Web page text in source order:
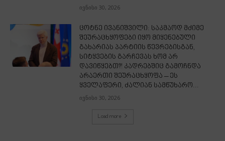
ივნისი 30, 2026
ცოტნე ივანიშვილი: საკმაოდ მძიმე
შეურაცხყოფები იყო მიყენებული
გახარიას პარტიის წევრებისგან,
სიტყვების გარჩევას ხომ არ
დავიწყებთ?! კადრებშიც გამოჩნდა
არაერთი შეურაცხყოფა – ეს
ყველაფერი, ძალიან სამწუხარო...
ივნისი 30, 2026
Load more